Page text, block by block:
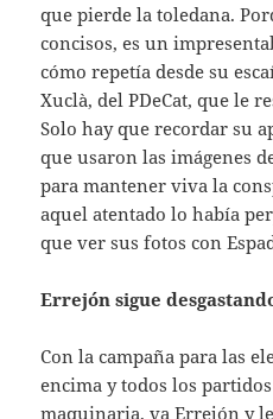
que pierde la toledana.
concisos, es un
cómo repetía desde su
Xuclà, del PDeCat, que le
Solo hay que recordar su
que usaron las imágenes
para mantener viva la
aquel atentado lo había
que ver sus fotos con
Errejón sigue
Con la campaña para las
encima y todos los
maquinaria, va Errejón y